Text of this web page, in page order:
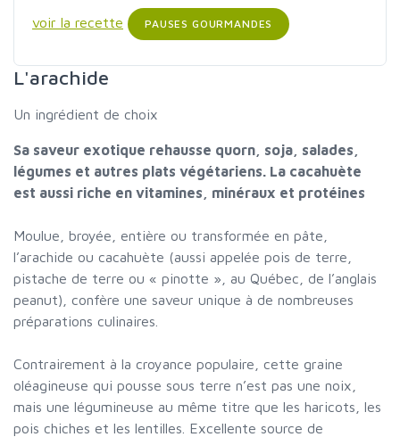
voir la recette PAUSES GOURMANDES
L'arachide
Un ingrédient de choix
Sa saveur exotique rehausse quorn, soja, salades,
légumes et autres plats végétariens. La cacahuète
est aussi riche en vitamines, minéraux et protéines
Moulue, broyée, entière ou transformée en pâte,
l’arachide ou cacahuète (aussi appelée pois de terre,
pistache de terre ou « pinotte », au Québec, de l’anglais
peanut), confère une saveur unique à de nombreuses
préparations culinaires.
Contrairement à la croyance populaire, cette graine
oléagineuse qui pousse sous terre n’est pas une noix,
mais une légumineuse au même titre que les haricots, les
pois chiches et les lentilles. Excellente source de